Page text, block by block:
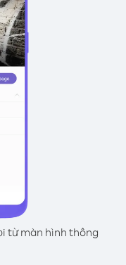
từ màn hình thông